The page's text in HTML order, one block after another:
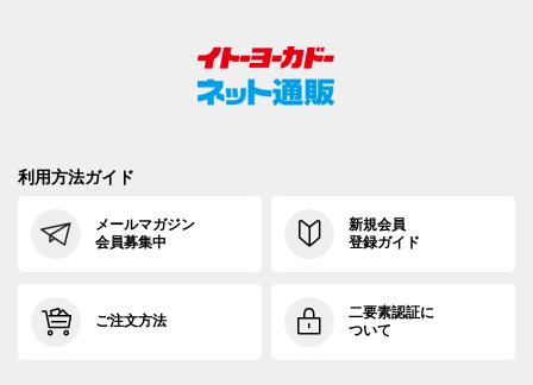
利用方法ガイド
メールマガジン
会員募集中
新規会員
登録ガイド
ご注文方法
二要素認証に
ついて